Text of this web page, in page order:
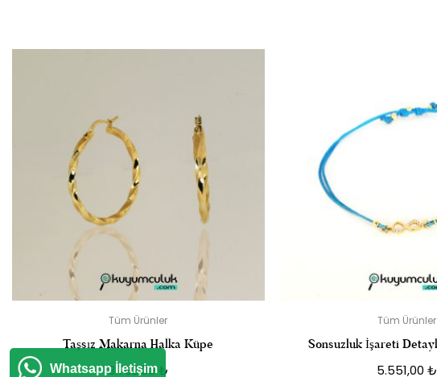
Tüm Ürünler
Taşsız Makarna Halka Küpe
8.782,00₺
Tüm Ürünler
Sonsuzluk İşareti
5.551,00 ₺
Whatsapp İletişim
E-posta